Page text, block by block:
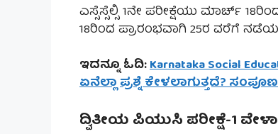
ಎಸ್ಸೆಸ್ಸೆಲ್ಸಿ 1ನೇ ಪರೀಕ್ಷೆಯು ಮಾರ್ಚ್
18ರಿಂದ ಪ್ರಾರಂಭವಾಗಿ 25ರ ವರೆಗೆ
ಇದನ್ನೂ ಓದಿ:Karnataka Social
ಏನೆಲ್ಲಾ ಪ್ರಶ್ನೆ ಕೇಳಲಾಗುತ್ತದೆ?
ದ್ವಿತೀಯ ಪಿಯುಸಿ ಪರೀಕ್ಷೆ-1